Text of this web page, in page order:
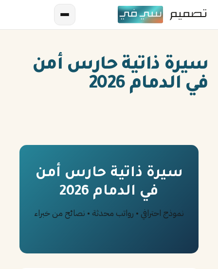
ES
FR
IN
سيرة ذاتية حارس أمن
في الدمام 2026
سيرة ذاتية حارس أمن
في الدمام 2026
نموذج احترافي • رواتب محدثة • نصائح من خبراء